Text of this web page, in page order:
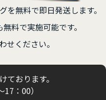
を無料で即日発送します。
料で実施可能です。
せください。
ております。
17：00）